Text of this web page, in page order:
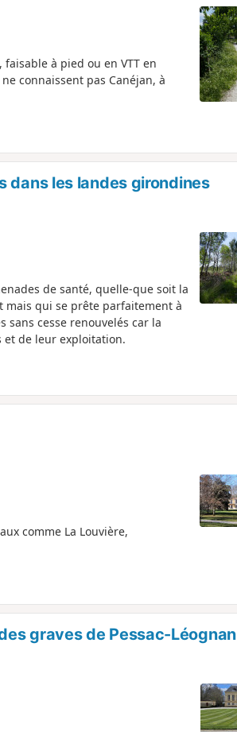
à pied ou en VTT en
connaissent pas Canéjan, à
dans les landes girondines
de santé, quelle-que soit la
mais qui se prête parfaitement à
sans cesse renouvelés car la
et de leur exploitation.
comme La Louvière,
graves de Pessac-Léognan